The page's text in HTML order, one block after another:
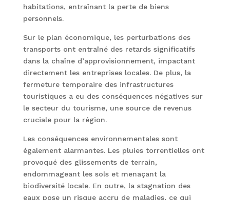
habitations, entraînant la perte de biens
personnels.
Sur le plan économique, les perturbations des
transports ont entraîné des retards significatifs
dans la chaîne d’approvisionnement, impactant
directement les entreprises locales. De plus, la
fermeture temporaire des infrastructures
touristiques a eu des conséquences négatives sur
le secteur du tourisme, une source de revenus
cruciale pour la région.
Les conséquences environnementales sont
également alarmantes. Les pluies torrentielles ont
provoqué des glissements de terrain,
endommageant les sols et menaçant la
biodiversité locale. En outre, la stagnation des
eaux pose un risque accru de maladies, ce qui